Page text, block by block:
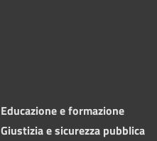
Educazione e formazione
Giustizia e sicurezza pubblica